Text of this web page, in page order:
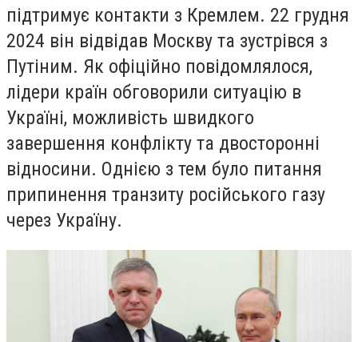
підтримує контакти з Кремлем. 22 грудня
2024 він відвідав Москву та зустрівся з
Путіним. Як офіційно повідомлялося,
лідери країн обговорили ситуацію в
Україні, можливість швидкого
завершення конфлікту та двосторонні
відносини. Однією з тем було питання
припинення транзиту російського газу
через Україну.